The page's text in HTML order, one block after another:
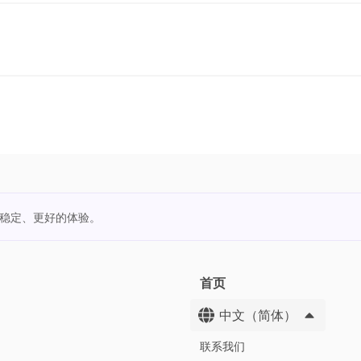
定、更好的体验。
首页
中文（简体）
联系我们